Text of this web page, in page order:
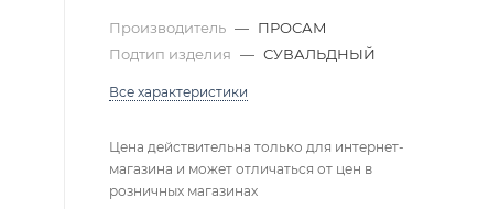
Производитель — ПРОСАМ
Подтип изделия — СУВАЛЬДНЫЙ
Все характеристики
Цена действительна только для интернет-
магазина и может отличаться от цен в
розничных магазинах